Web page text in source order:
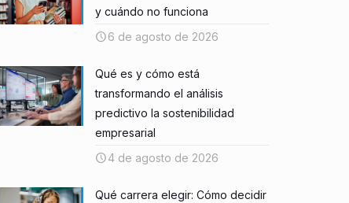
y cuándo no funciona
6 de agosto de 2026
Qué es y cómo está
transformando el análisis
predictivo la sostenibilidad
empresarial
4 de agosto de 2026
Qué carrera elegir: Cómo decidir